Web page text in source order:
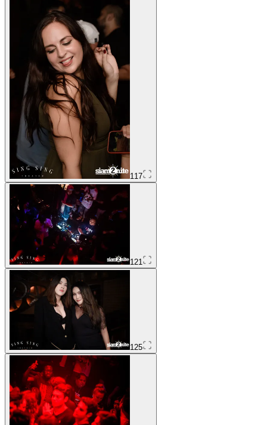
117
121
125